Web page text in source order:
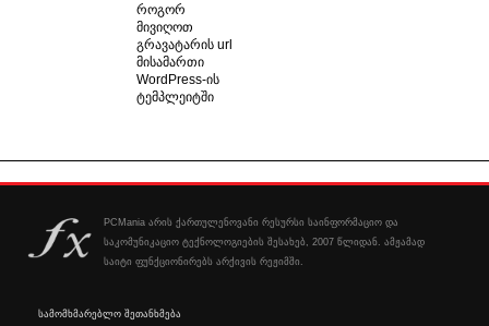
როგორ
მივიღოთ
გრავატარის url
მისამართი
WordPress-ის
ტემპლეიტში
PCMania არის ქართულენოვანი რესურსი საინფორმაციო და
საკომუნიკაციო ტექნოლოგიების შესახებ, 2007 წლიდან. ამჟამად
საიტი ფუნქციონირებს არქივის რეჟიმში.
სამომხმარებლო შეთანხმება